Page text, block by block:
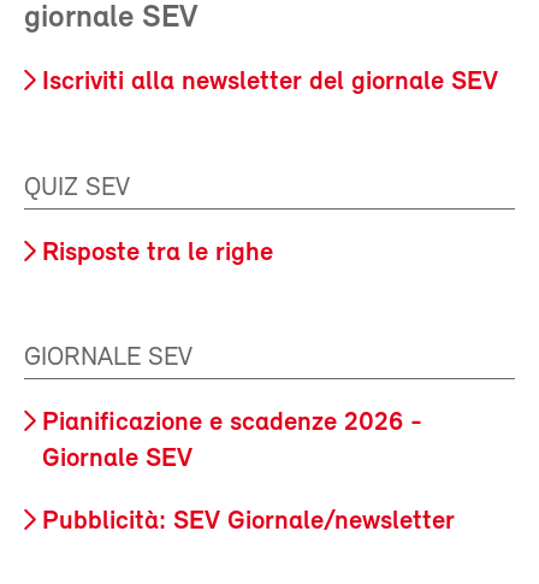
giornale SEV
Iscriviti alla newsletter del giornale SEV
QUIZ SEV
Risposte tra le righe
GIORNALE SEV
Pianificazione e scadenze 2026 -
Giornale SEV
Pubblicità: SEV Giornale/newsletter